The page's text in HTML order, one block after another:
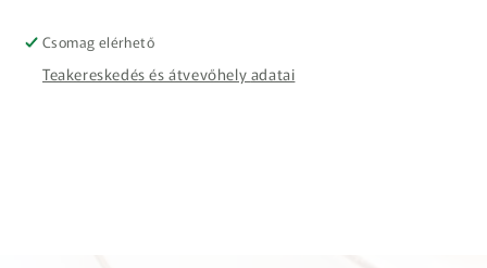
Csomag elérhető
Teakereskedés és átvevőhely adatai